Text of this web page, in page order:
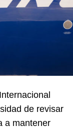
de revisar
a mantener